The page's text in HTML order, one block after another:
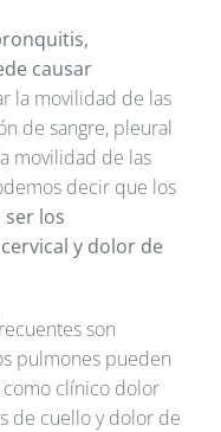
causar
la movilidad de las
de sangre, pleural
movilidad de las
decir que los
los
y dolor de
son
pulmones pueden
como clínico dolor
de cuello y dolor de